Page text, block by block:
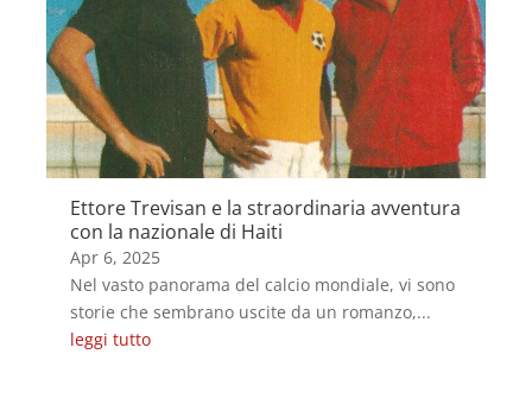
Ettore Trevisan e la straordinaria avventura
con la nazionale di Haiti
Apr 6, 2025
Nel vasto panorama del calcio mondiale, vi sono
storie che sembrano uscite da un romanzo,...
leggi tutto